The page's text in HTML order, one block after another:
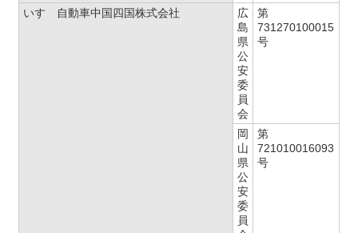
いすゞ自動車中国四国株式会社
広
島
県
公
安
委
員
会
第
731270100015
号
岡
山
県
公
安
委
員
第
721010016093
号